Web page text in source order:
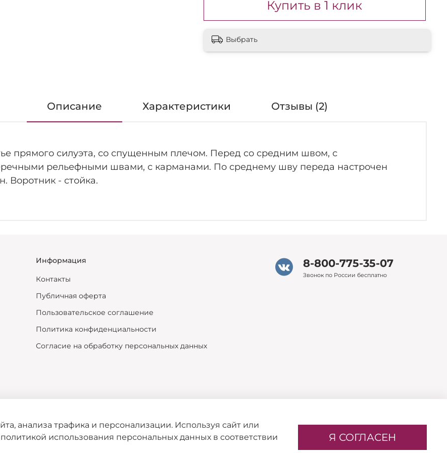
Купить в 1 клик
Выбрать
Описание Характеристики Отзывы (2)
прямого силуэта, со спущенным плечом. Перед со средним швом, с
рельефными швами, с карманами. По среднему шву переда настрочен
Воротник - стойка.
Информация
Контакты
Публичная оферта
Пользовательское соглашение
Политика конфиденциальности
Согласие на обработку персональных данных
8-800-775-35-07
Звонок по России бесплатно
анализа трафика и персонализации. Используя сайт или
использования персональных данных в соответствии
Я СОГЛАСЕН